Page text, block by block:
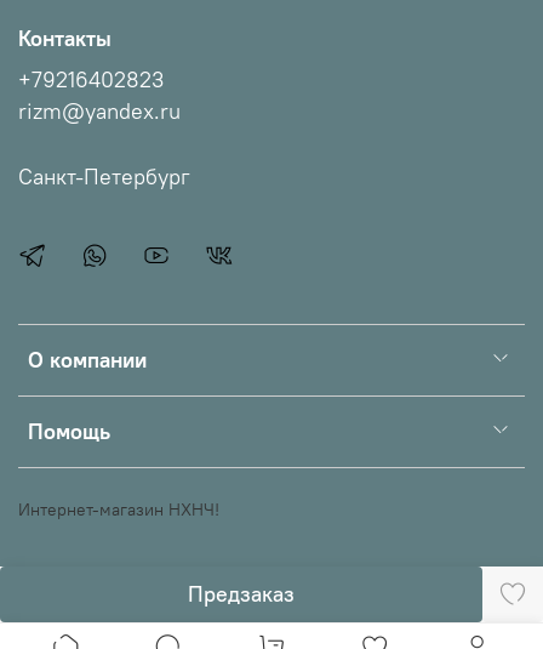
Предзаказ
О компании
Помощь
Контакты
+79216402823
rizm@yandex.ru
Санкт-Петербург
Интернет-магазин НХНЧ!